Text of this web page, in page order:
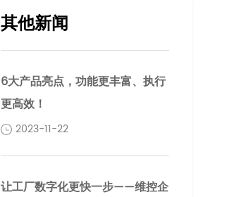
其他新闻
6大产品亮点，功能更丰富、执行
更高效！
2023-11-22
让工厂数字化更快一步——维控企